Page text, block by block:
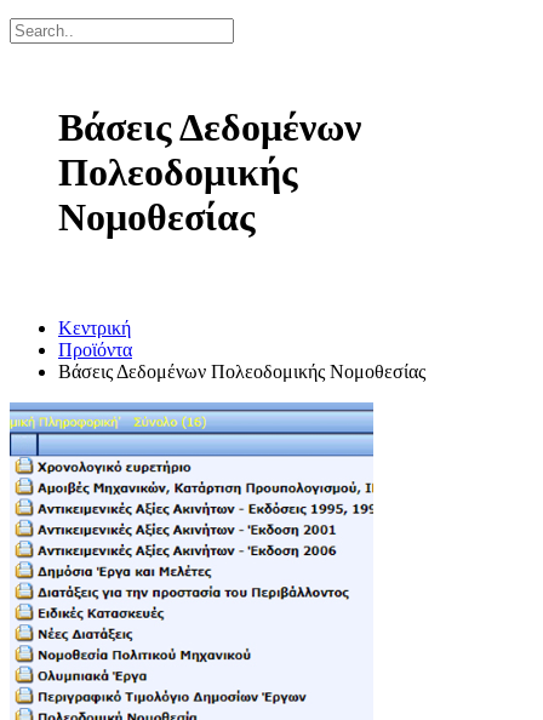
Βάσεις Δεδομένων
Πολεοδομικής
Νομοθεσίας
Κεντρική
Προϊόντα
Βάσεις Δεδομένων Πολεοδομικής Νομοθεσίας